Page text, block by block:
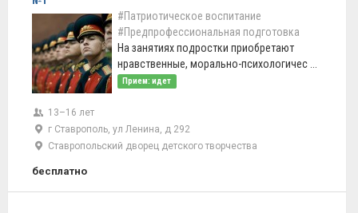
#Патриотическое воспитание
#Предпрофессиональная подготовка
На занятиях подростки приобретают
нравственные, морально-психологичес ...
Прием: идет
13–16 лет
г Ставрополь, ул Ленина, д 292
Ставропольский дворец детского творчества
бесплатно